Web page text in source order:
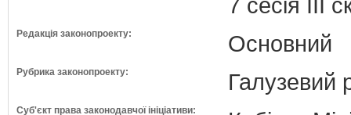
Редакція законопроекту: Основний
Рубрика законопроекту: Галузевий
Суб'єкт права законодавчої ініціативи: